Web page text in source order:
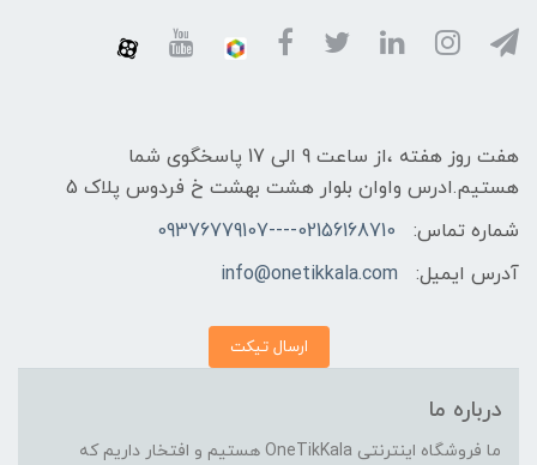
هفت روز هفته ،از ساعت 9 الی 17 پاسخگوی شما
هستیم.ادرس واوان بلوار هشت بهشت خ فردوس پلاک 5
شماره تماس:
02156168710----09376779107
آدرس ایمیل:
info@onetikkala.com
ارسال تیکت
درباره ما
ما فروشگاه اینترنتی OneTikKala هستیم و افتخار داریم که